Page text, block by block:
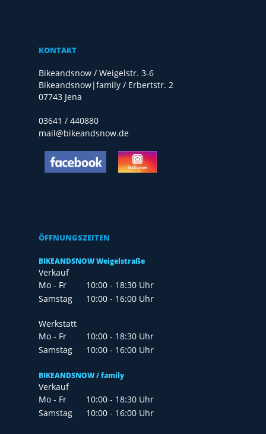
KONTAKT
Bikeandsnow / Weigelstr. 3-6
Bikeandsnow|family / Erbertstr. 2
07743 Jena
03641 / 440880
mail@bikeandsnow.de
ÖFFNUNGSZEITEN
BIKEANDSNOW Weigelstraße
Verkauf
Mo - Fr
10:00 - 18:30 Uhr
Samstag
10:00 - 16:00 Uhr
Werkstatt
Mo - Fr
10:00 - 18:30 Uhr
Samstag
10:00 - 16:00 Uhr
BIKEANDSNOW / family
Verkauf
Mo - Fr
10:00 - 18:30 Uhr
Samstag
10:00 - 16:00 Uhr